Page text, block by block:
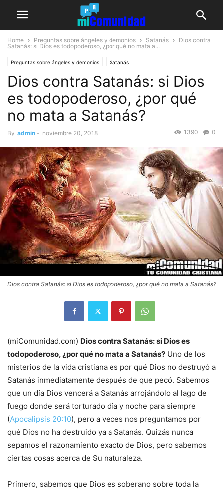
Home Preguntas sobre ángeles y demonios Satanás
Dios contra
Satanás: si Dios es todopoderoso, ¿por qué no mata a...
Preguntas sobre ángeles y demonios Satanás
Dios contra Satanás: si Dios
es todopoderoso, ¿por qué
no mata a Satanás?
By admin - noviembre 20, 2018 0
1390
Dios contra Satanás: si Dios es todopoderoso, ¿por qué no mata a Satanás?
(miComunidad.com) Dios contra Satanás: si Dios es
todopoderoso, ¿por qué no mata a Satanás? Uno de los
misterios de la vida cristiana es por qué Dios no destruyó a
Satanás inmediatamente después de que pecó. Sabemos
que un día Dios vencerá a Satanás arrojándolo al lago de
fuego donde será torturado día y noche para siempre
(Apocalipsis 20:10), pero a veces nos preguntamos por
qué Dios no ha destruido ya a Satanás. Quizás nunca
sepamos el razonamiento exacto de Dios, pero sabemos
ciertas cosas acerca de Su naturaleza.
Primero, sabemos que Dios es soberano sobre toda la